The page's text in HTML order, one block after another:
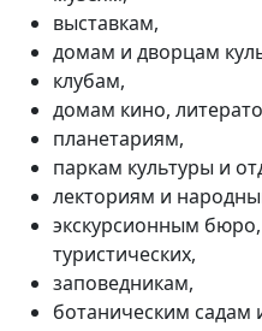
выставкам,
домам и дворцам
клубам,
домам кино,
планетариям,
паркам культуры и
лекториям и
экскурсионным
туристических,
заповедникам,
ботаническим садам